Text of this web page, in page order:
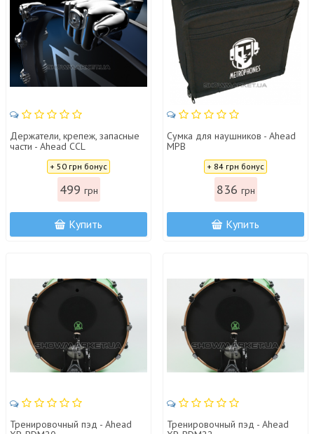
Держатели, крепеж, запасные
части - Ahead CCL
+ 50 грн бонус
499 грн
Купить
Сумка для наушников - Ahead
MPB
+ 84 грн бонус
836 грн
Купить
Тренировочный пэд - Ahead
Тренировочный пэд - Ahead